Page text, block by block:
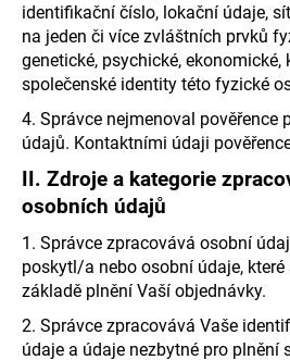
identifikační číslo, lokační údaje,
na jeden či více zvláštních prvků
genetické, psychické, ekonomické,
společenské identity této fyzické
4. Správce nejmenoval pověřence
údajů. Kontaktními údaji
II. Zdroje a kategorie
osobních údajů
1. Správce zpracovává osobní
poskytl/a nebo osobní údaje,
základě plnění Vaší objednávky.
2. Správce zpracovává Vaše
údaje a údaje nezbytné pro plnění
HLEDAT
D
o
o
r
u
č
u